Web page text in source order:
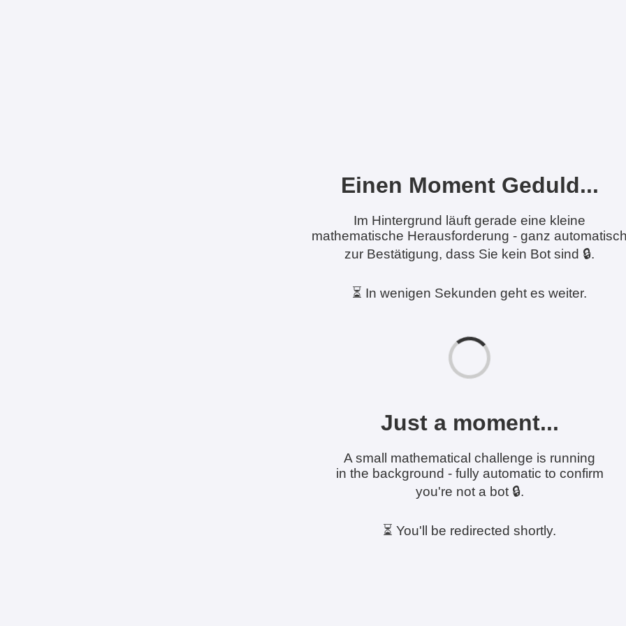
Einen Moment Geduld...
Im Hintergrund läuft gerade eine kleine
mathematische Herausforderung - ganz
zur Bestätigung, dass Sie kein Bot sind 🔒.
⏳ In wenigen Sekunden geht es weiter.
Just a moment...
A small mathematical challenge is running
in the background - fully automatic to confirm
you're not a bot 🔒.
⏳ You'll be redirected shortly.